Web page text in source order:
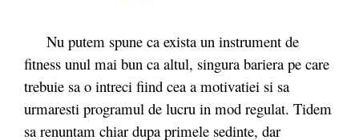
Nu putem spune ca exista un instrument de
fitness unul mai bun ca altul, singura bariera pe care
trebuie sa o intreci fiind cea a motivatiei si sa
urmaresti programul de lucru in mod regulat. Tidem
sa renuntam chiar dupa primele sedinte, dar